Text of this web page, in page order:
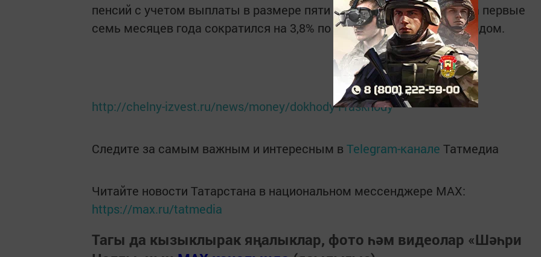
пенсий с учетом выплаты в размере пяти тысяч рублей в январе за первые
семь месяцев года сократился на 3,8% по сравнению с прошлым годом.
http://chelny-izvest.ru/news/money/dokhody-i-raskhody
Следите за самым важным и интересным в Telegram-канале Татмедиа
Читайте новости Татарстана в национальном мессенджере MАХ:
https://max.ru/tatmedia
Тагы да кызыклырак яңалыклар, фото һәм видеолар «Шәһри